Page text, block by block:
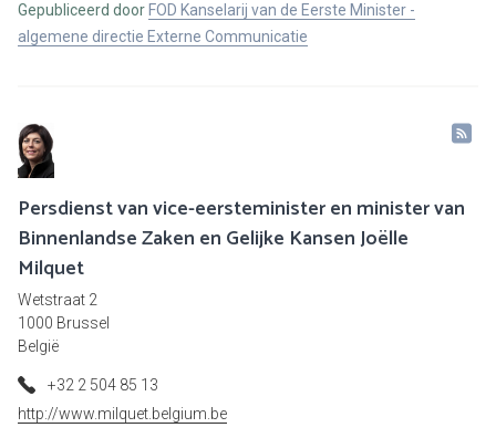
Gepubliceerd door FOD Kanselarij van de Eerste Minister -
algemene directie Externe Communicatie
Persdienst van vice-eersteminister en minister van
Binnenlandse Zaken en Gelijke Kansen Joëlle
Milquet
Wetstraat 2
1000 Brussel
België
+32 2 504 85 13
http://www.milquet.belgium.be